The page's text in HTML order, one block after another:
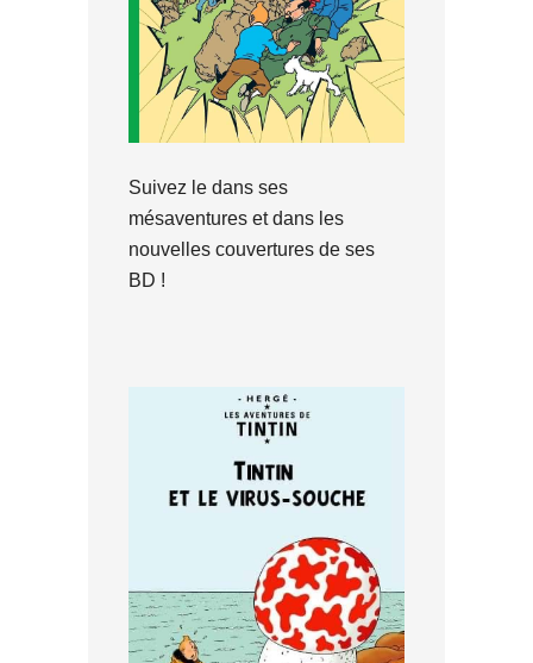
Suivez le dans ses
mésaventures et dans les
nouvelles couvertures de ses
BD !